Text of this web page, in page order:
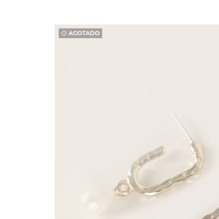
watch_later AGOTADO